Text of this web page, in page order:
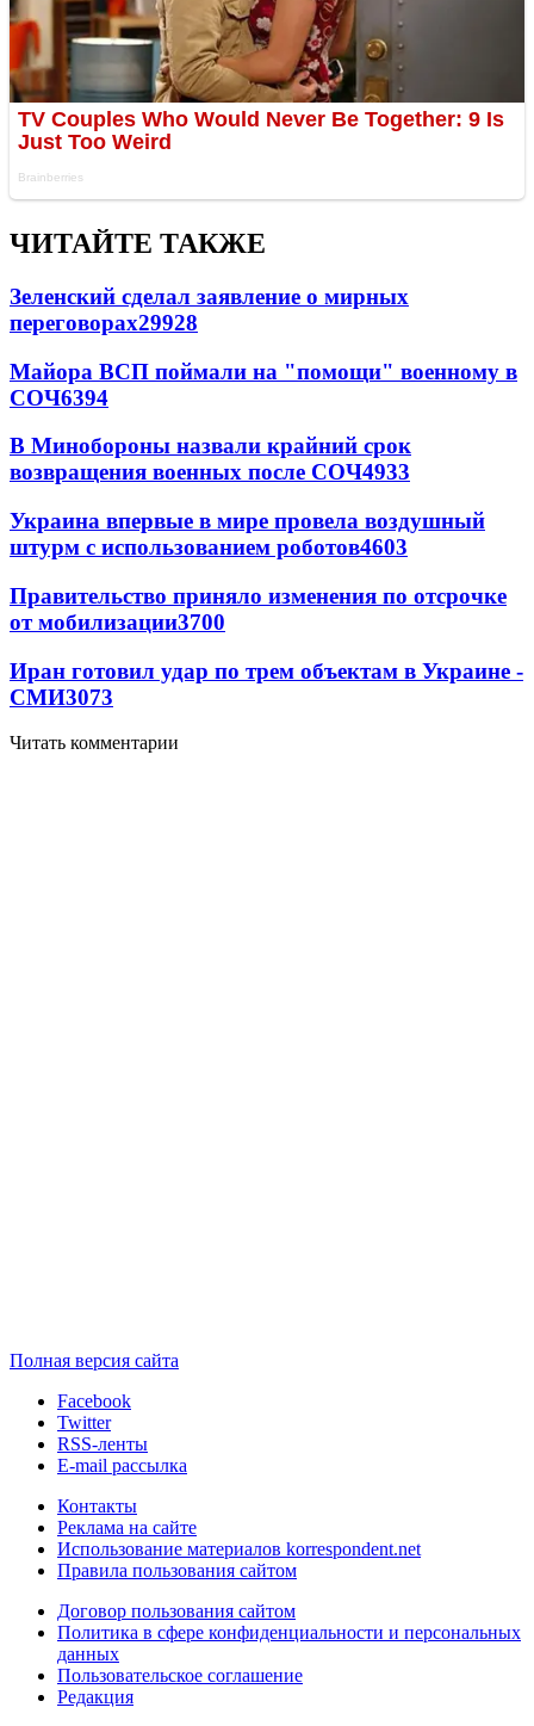
ЧИТАЙТЕ ТАКЖЕ
Зеленский сделал заявление о мирных
переговорах29928
Майора ВСП поймали на "помощи" военному в
СОЧ6394
В Минобороны назвали крайний срок
возвращения военных после СОЧ4933
Украина впервые в мире провела воздушный
штурм с использованием роботов4603
Правительство приняло изменения по отсрочке
от мобилизации3700
Иран готовил удар по трем объектам в Украине -
СМИ3073
Читать комментарии
Полная версия сайта
Facebook
Twitter
RSS-ленты
E-mail рассылка
Контакты
Реклама на сайте
Использование материалов korrespondent.net
Правила пользования сайтом
Договор пользования сайтом
Политика в сфере конфиденциальности и персональных
данных
Пользовательское соглашение
Редакция